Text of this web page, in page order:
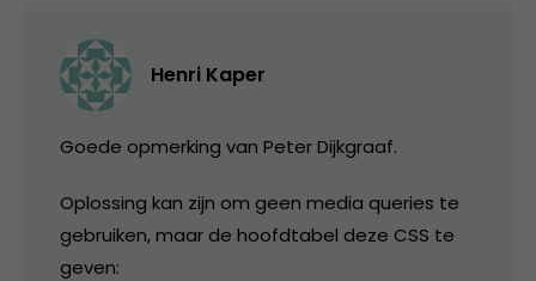
Henri Kaper
Goede opmerking van Peter Dijkgraaf.
Oplossing kan zijn om geen media queries te
gebruiken, maar de hoofdtabel deze CSS te
geven: